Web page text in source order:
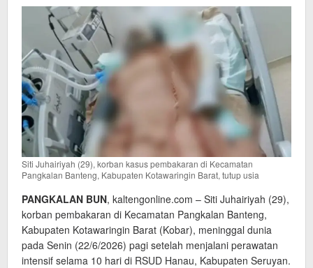
Siti Juhairiyah (29), korban kasus pembakaran di Kecamatan
Pangkalan Banteng, Kabupaten Kotawaringin Barat, tutup usia
PANGKALAN BUN, kaltengonline.com – Siti Juhairiyah (29),
korban pembakaran di Kecamatan Pangkalan Banteng,
Kabupaten Kotawaringin Barat (Kobar), meninggal dunia
pada Senin (22/6/2026) pagi setelah menjalani perawatan
intensif selama 10 hari di RSUD Hanau, Kabupaten Seruyan.